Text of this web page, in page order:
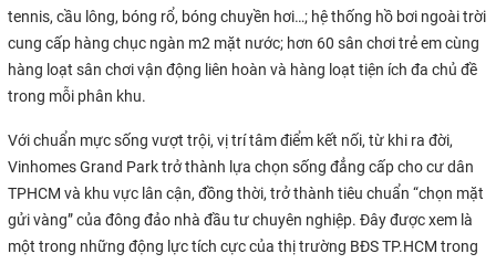
tennis, cầu lông, bóng rổ, bóng chuyền hơi…; hệ thống hồ bơi ngoài trời
cung cấp hàng chục ngàn m2 mặt nước; hơn 60 sân chơi trẻ em cùng
hàng loạt sân chơi vận động liên hoàn và hàng loạt tiện ích đa chủ đề
trong mỗi phân khu.
Với chuẩn mực sống vượt trội, vị trí tâm điểm kết nối, từ khi ra đời,
Vinhomes Grand Park trở thành lựa chọn sống đẳng cấp cho cư dân
TPHCM và khu vực lân cận, đồng thời, trở thành tiêu chuẩn “chọn mặt
gửi vàng” của đông đảo nhà đầu tư chuyên nghiệp. Đây được xem là
một trong những động lực tích cực của thị trường BĐS TP.HCM trong